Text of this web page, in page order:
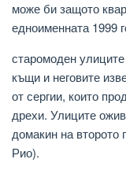
може би защото
едноименната 1999
старомоден
къщи и неговите
от сергии, които
дрехи. Улиците
домакин на второто
Рио).